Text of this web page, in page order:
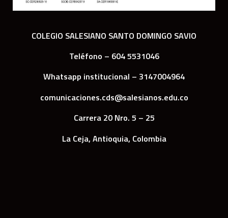
COLEGIO SALESIANO SANTO DOMINGO SAVIO
Teléfono – 604 5531046
Whatsapp institucional – 3147004964
comunicaciones.cds@salesianos.edu.co
Carrera 20 Nro. 5 – 25
La Ceja, Antioquia, Colombia